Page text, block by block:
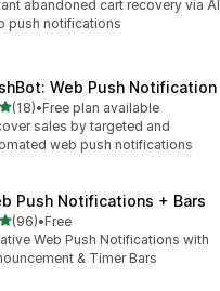
abandoned cart recovery via AI
push notifications
Web Push Notification
별 5개 중
(18)
뷰 18개
•Free plan available
sales by targeted and
web push notifications
Push Notifications + Bars
별 5개 중
(96)
뷰 96개
•Free
Web Push Notifications with
& Timer Bars